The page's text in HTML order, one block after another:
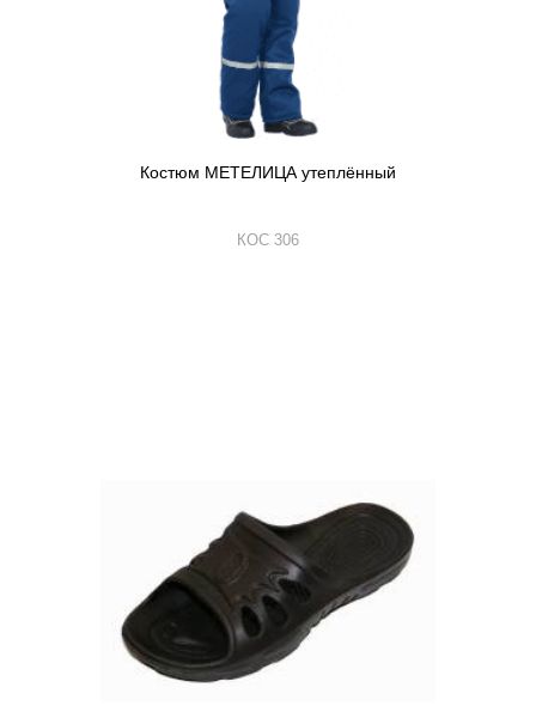
Костюм МЕТЕЛИЦА утеплённый
КОС 306